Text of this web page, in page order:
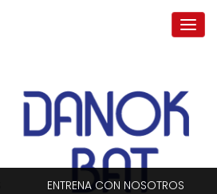
ENTRENA CON NOSOTROS